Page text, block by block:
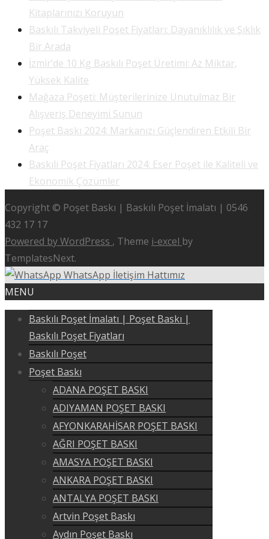
Kitaplarınızı Koruyun
Baskılı Takviyeli Poşet Fiyatları: Dayanıklılık ve Şıklık
Bir Arada
İzmir’de 10 Kg Baskılı Poşet Üretimi: Az Miktar,
Yüksek Kalite
Mağaza Poşeti: Müşterilerinize Unutulmaz Bir
Alışveriş Deneyimi Sunun
Poşet Baskı 2024: Markanızı Güçlendiren Etkili Bir
Araç
Baskılı Poşet Fiyatları 2024: Eser Poşet ile Kaliteli ve
Ekonomik Çözümler
Copyright © Poşet Baskı | Baskılı Poşet İmalatı | 0546
432 17 17
Powered by WordPress , Theme i-excel by
TemplatesNext.
WhatsApp İletişim Hattımız
MENU
Baskılı Poşet İmalatı | Poşet Baskı |
Baskılı Poşet Fiyatları
Baskılı Poşet
Poşet Baskı
ADANA POŞET BASKI
ADIYAMAN POŞET BASKI
AFYONKARAHİSAR POŞET BASKI
AĞRI POŞET BASKI
AMASYA POŞET BASKI
ANKARA POŞET BASKI
ANTALYA POŞET BASKI
Artvin Poşet Baskı
Aydın Poşet Baskı